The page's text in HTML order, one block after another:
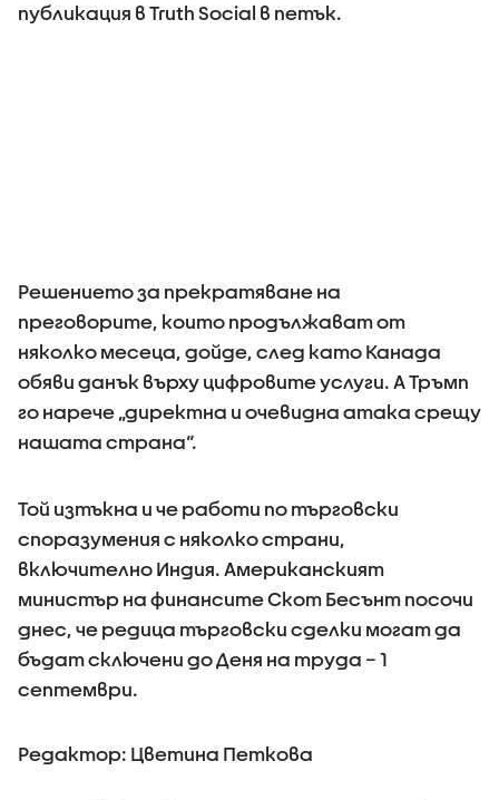
публикация в Truth Social в петък.
Решението за прекратяване на
преговорите, които продължават от
няколко месеца, дойде, след като Канада
обяви данък върху цифровите услуги. А Тръмп
го нарече „директна и очевидна атака срещу
нашата страна“.
Той изтъкна и че работи по търговски
споразумения с няколко страни,
включително Индия. Американският
министър на финансите Скот Бесънт посочи
днес, че редица търговски сделки могат да
бъдат сключени до Деня на труда – 1
септември.
Редактор: Цветина Петкова